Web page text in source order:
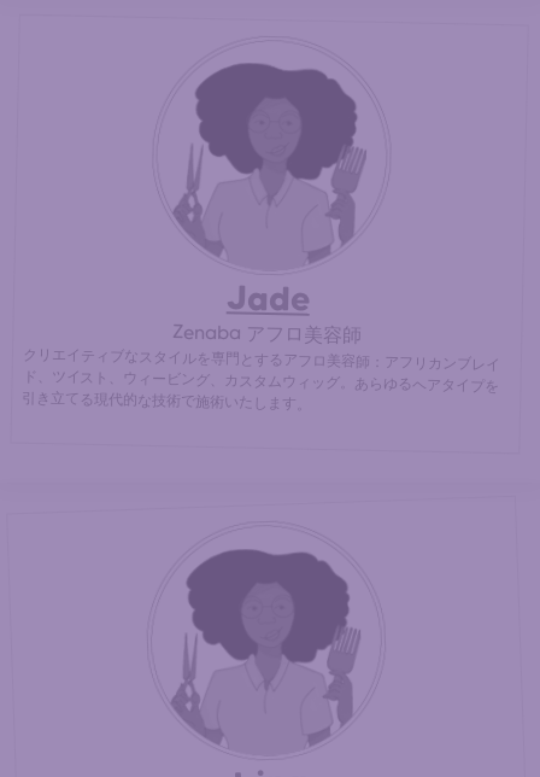
Jade
Zenaba アフロ美容師
クリエイティブなスタイルを専門とするアフロ美容師：アフリカンブレイ
ド、ツイスト、ウィービング、カスタムウィッグ。あらゆるヘアタイプを
引き立てる現代的な技術で施術いたします。